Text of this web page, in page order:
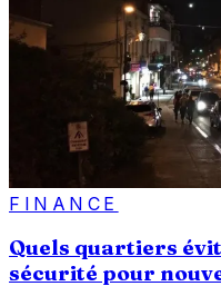
FINANCE
Quels quartiers
sécurité pour